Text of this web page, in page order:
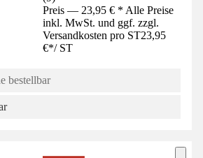
Preis — 23,95 € * Alle Preise
inkl. MwSt. und ggf. zzgl.
Versandkosten pro ST23,95
€*/ ST
bestellbar